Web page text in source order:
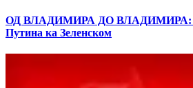
ОД ВЛАДИМИРА ДО ВЛАДИМИРА:
Путина ка Зеленском